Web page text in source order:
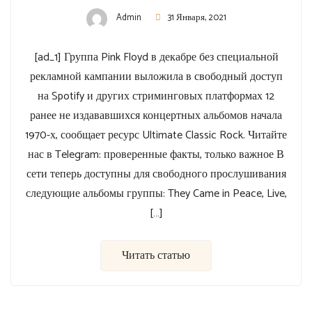
Admin 31 Января, 2021
[ad_1] Группа Pink Floyd в декабре без специальной
рекламной кампании выложила в свободный доступ
на Spotify и других стриминговых платформах 12
ранее не издававшихся концертных альбомов начала
1970-х, сообщает ресурс Ultimate Classic Rock. Читайте
нас в Telegram: проверенные факты, только важное В
сети теперь доступны для свободного прослушивания
следующие альбомы группы: They Came in Peace, Live,
[…]
Читать статью